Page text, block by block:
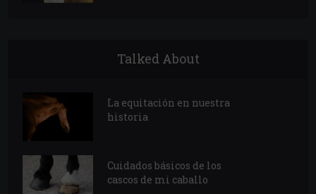
Talked About
La equitación en nuestra
historia
Cuidados básicos de los
cascos de mi caballo